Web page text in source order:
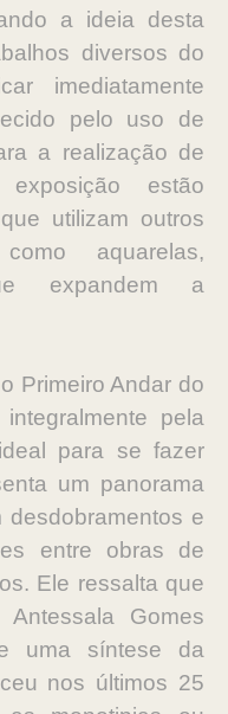
a ideia desta
diversos do
imediatamente
pelo uso de
a realização de
estão
utilizam outros
aquarelas,
expandem a
Primeiro Andar do
pela
para se fazer
um panorama
desdobramentos e
entre obras de
Ele ressalta que
Gomes
uma síntese da
nos últimos 25